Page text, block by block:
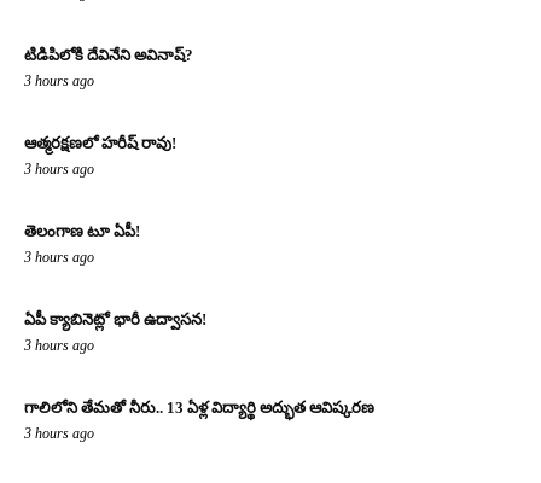
టిడిపిలోకి దేవినేని అవినాష్?
3 hours ago
ఆత్మరక్షణలో హరీష్ రావు!
3 hours ago
తెలంగాణ టూ ఏపీ!
3 hours ago
ఏపీ క్యాబినెట్లో భారీ ఉద్వాసన!
3 hours ago
గాలిలోని తేమతో నీరు.. 13 ఏళ్ల విద్యార్థి అద్భుత ఆవిష్కరణ
3 hours ago